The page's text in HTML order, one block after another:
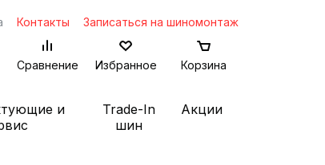
Контакты Записаться на шиномонтаж
Сравнение Избранное Корзина
и
Trade-In
шин
Акции